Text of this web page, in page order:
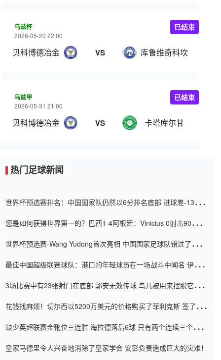
乌兹杯
2026-05-20 22:00
贝科博德冶金 VS 库鲁维奇科坎
已结束
乌兹甲
2026-05-31 21:00
贝科博德冶金 VS 卡塔库尔甘
已结束
热门足球新闻
世界杯预选赛排名：中国国家队仍然以6分排名底部 进球差-13令人
您是如何获得世界第一的？巴西1-4阿根廷：Vinicius 0射击90分钟
世界杯预选赛-Wang Yudong首次亮相 中国国家足球队错过了世界
最佳中国超级联赛球队：港口的年轻球员在一场战斗中闻名 伊万放
3场比赛中有23张射门在底部 郭安无效传球 鸟儿被用来摆脱它
花钱找麻烦！切尔西以5200万美元的价格购买了菲利克斯 签了7年
缺少英超联赛金靴位三连胜 海拉德落后6球 只有两个连续三个连续
皇家马德里令人兴奋地消除了皇家学会 安彭负责造成巨大的灾难！